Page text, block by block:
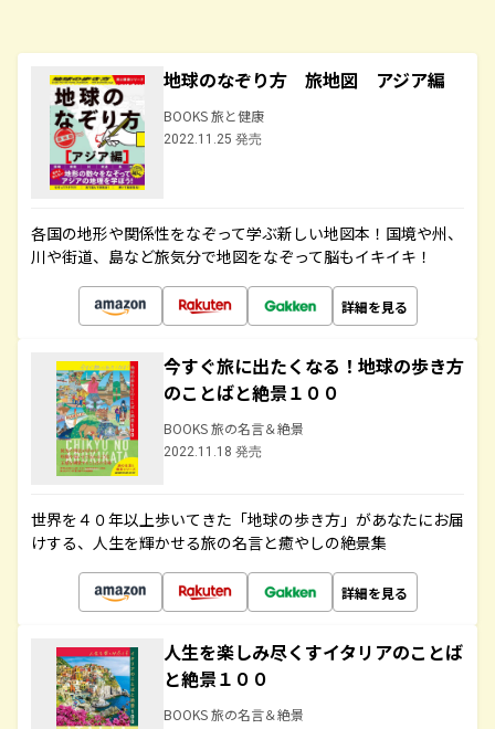
地球のなぞり方 旅地図 アジア編
BOOKS 旅と健康
2022.11.25 発売
各国の地形や関係性をなぞって学ぶ新しい地図本！国境や州、
川や街道、島など旅気分で地図をなぞって脳もイキイキ！
詳細を見る
今すぐ旅に出たくなる！地球の歩き方
のことばと絶景１００
BOOKS 旅の名言＆絶景
2022.11.18 発売
世界を４０年以上歩いてきた「地球の歩き方」があなたにお届
けする、人生を輝かせる旅の名言と癒やしの絶景集
詳細を見る
人生を楽しみ尽くすイタリアのことば
と絶景１００
BOOKS 旅の名言＆絶景